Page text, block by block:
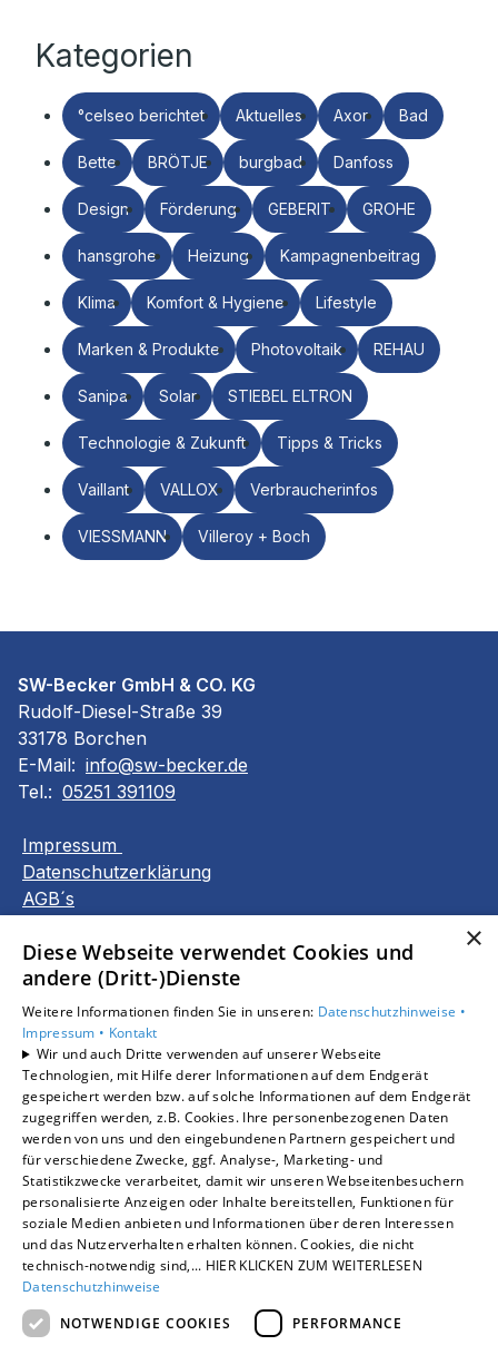
Kategorien
°celseo berichtet Aktuelles Axor Bad
Bette BRÖTJE burgbad Danfoss
Design Förderung GEBERIT GROHE
hansgrohe Heizung Kampagnenbeitrag
Klima Komfort & Hygiene Lifestyle
Marken & Produkte Photovoltaik REHAU
Sanipa Solar STIEBEL ELTRON
Technologie & Zukunft Tipps & Tricks
Vaillant VALLOX Verbraucherinfos
VIESSMANN Villeroy + Boch
SW-Becker GmbH & CO. KG
Rudolf-Diesel-Straße 39
33178 Borchen
E-Mail: info@sw-becker.de
Tel.: 05251 391109
Impressum
Datenschutzerklärung
AGB´s
Unsere Bereiche
Privatkunden
Gewerbekunden
Karriere
Unternehmen
Kontakt
Um externe HTML-Inhalte anzuzeigen, benötigen
wir Ihre Einwilligung.
Weitere Informationen finden Sie in unserer
Datenschutzerklärung.
Cookie-Einstellungen öffnen
×
Diese Webseite verwendet Cookies und
andere (Dritt-)Dienste
Weitere Informationen finden Sie in unseren: Datenschutzhinweise •
Impressum • Kontakt
Wir und auch Dritte verwenden auf unserer Webseite
Technologien, mit Hilfe derer Informationen auf dem Endgerät
gespeichert werden bzw. auf solche Informationen auf dem Endgerät
zugegriffen werden, z.B. Cookies. Ihre personenbezogenen Daten
werden von uns und den eingebundenen Partnern gespeichert und
für verschiedene Zwecke, ggf. Analyse-, Marketing- und
Statistikzwecke verarbeitet, damit wir unseren Webseitenbesuchern
personalisierte Anzeigen oder Inhalte bereitstellen, Funktionen für
soziale Medien anbieten und Informationen über deren Interessen
und das Nutzerverhalten erhalten können. Cookies, die nicht
technisch-notwendig sind,... HIER KLICKEN ZUM WEITERLESEN
Datenschutzhinweise
NOTWENDIGE COOKIES
PERFORMANCE